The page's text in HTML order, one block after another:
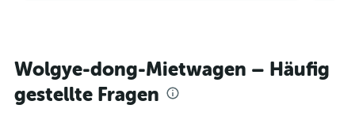
Wolgye-dong-Mietwagen – Häufig
gestellte Fragen